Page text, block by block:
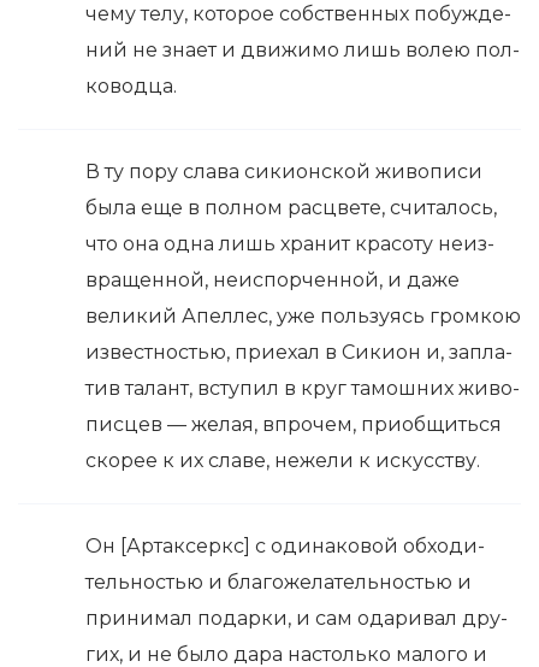
че­му телу, кото­рое соб­ст­вен­ных побуж­де­
ний не зна­ет и дви­жи­мо лишь волею пол­
ко­во­д­ца.
В ту пору сла­ва сики­он­ской живо­пи­си
была еще в пол­ном рас­цве­те, счи­та­лось,
что она одна лишь хра­нит кра­соту неиз­
вра­щен­ной, неис­пор­чен­ной, и даже
вели­кий Апел­лес, уже поль­зу­ясь гром­кою
извест­но­стью, при­ехал в Сики­он и, запла­
тив талант, всту­пил в круг тамош­них живо­
пис­цев — желая, впро­чем, при­об­щить­ся
ско­рее к их сла­ве, неже­ли к искус­ству.
Он [Арта­к­серк­с] с оди­на­ко­вой обхо­ди­
тель­но­стью и бла­го­же­ла­тель­но­стью и
при­ни­мал подар­ки, и сам ода­ри­вал дру­
гих, и не было дара настоль­ко мало­го и